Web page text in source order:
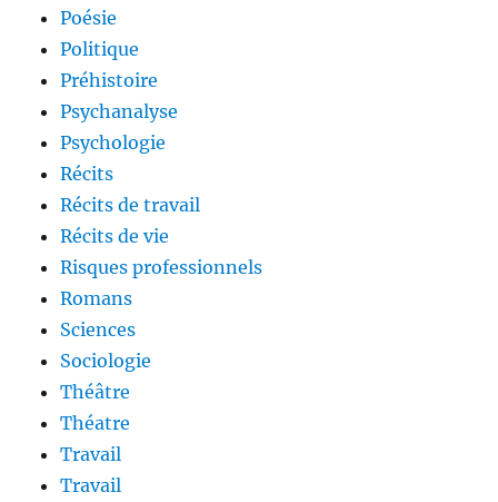
Poésie
Politique
Préhistoire
Psychanalyse
Psychologie
Récits
Récits de travail
Récits de vie
Risques professionnels
Romans
Sciences
Sociologie
Théâtre
Théatre
Travail
Travail